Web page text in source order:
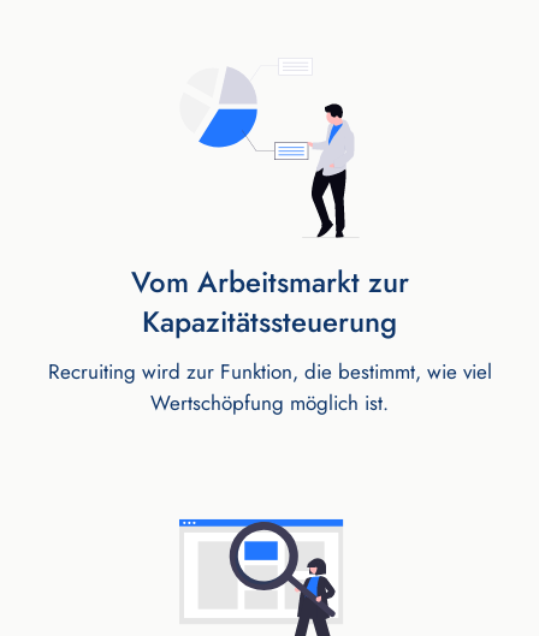
Vom Arbeitsmarkt zur
Kapazitätssteuerung
Recruiting wird zur Funktion, die bestimmt, wie viel
Wertschöpfung möglich ist.